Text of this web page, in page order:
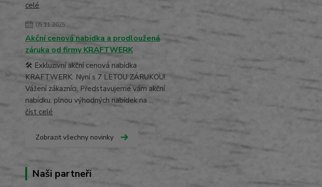
celé
05.11.2025
Akční cenová nabídka a prodloužená
záruka od firmy KRAFTWERK
🛠️ Exkluzivní akční cenová nabídka
KRAFTWERK: Nyní s 7 LETOU ZÁRUKOU!
Vážení zákazníci, Představujeme vám akční
nabídku, plnou výhodných nabídek na ...
číst celé
Zobrazit všechny novinky
Naši partneři